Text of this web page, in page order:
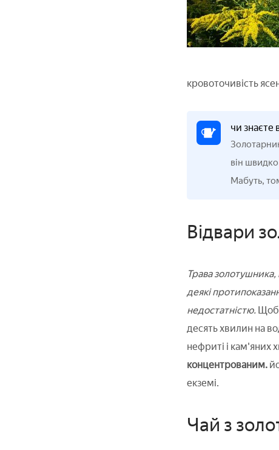
кровоточивість
чи знаєте
він
Мабуть,
Відвари
Трава золотушника,
деякі
недостатністю.Щоб
десять хвилин на
нефриті і кам'яних
концентрованим.
екземі.
Чай з